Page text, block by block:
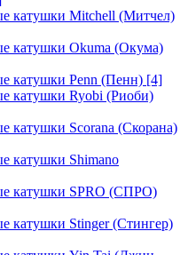
катушки Mitchell (Митчел)
катушки Okuma (Окума)
катушки Penn (Пенн) [4]
катушки Ryobi (Риоби)
катушки Scorana (Скорана)
катушки Shimano
катушки SPRO (СПРО)
катушки Stinger (Стингер)